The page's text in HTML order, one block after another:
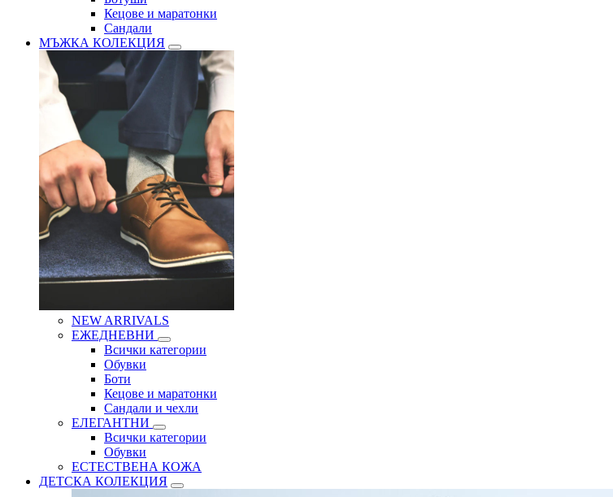
Кецове и маратонки
Сандали
МЪЖКА КОЛЕКЦИЯ
NEW ARRIVALS
ЕЖЕДНЕВНИ
Всички категории
Обувки
Боти
Кецове и маратонки
Сандали и чехли
ЕЛЕГАНТНИ
Всички категории
Обувки
ЕСТЕСТВЕНА КОЖА
ДЕТСКА КОЛЕКЦИЯ